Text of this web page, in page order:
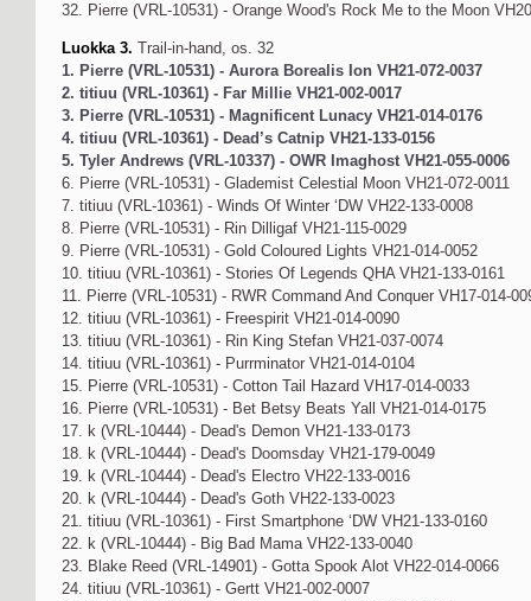
32. Pierre (VRL-10531) - Orange Wood's Rock Me to the Moon
Luokka 3. Trail-in-hand, os. 32
1. Pierre (VRL-10531) - Aurora Borealis Ion VH21-072-0037
2. titiuu (VRL-10361) - Far Millie VH21-002-0017
3. Pierre (VRL-10531) - Magnificent Lunacy VH21-014-0176
4. titiuu (VRL-10361) - Dead’s Catnip VH21-133-0156
5. Tyler Andrews (VRL-10337) - OWR Imaghost VH21-055-0006
6. Pierre (VRL-10531) - Glademist Celestial Moon VH21-072-0011
7. titiuu (VRL-10361) - Winds Of Winter ‘DW VH22-133-0008
8. Pierre (VRL-10531) - Rin Dilligaf VH21-115-0029
9. Pierre (VRL-10531) - Gold Coloured Lights VH21-014-0052
10. titiuu (VRL-10361) - Stories Of Legends QHA VH21-133-0161
11. Pierre (VRL-10531) - RWR Command And Conquer VH17-014-
12. titiuu (VRL-10361) - Freespirit VH21-014-0090
13. titiuu (VRL-10361) - Rin King Stefan VH21-037-0074
14. titiuu (VRL-10361) - Purrminator VH21-014-0104
15. Pierre (VRL-10531) - Cotton Tail Hazard VH17-014-0033
16. Pierre (VRL-10531) - Bet Betsy Beats Yall VH21-014-0175
17. k (VRL-10444) - Dead's Demon VH21-133-0173
18. k (VRL-10444) - Dead's Doomsday VH21-179-0049
19. k (VRL-10444) - Dead's Electro VH22-133-0016
20. k (VRL-10444) - Dead's Goth VH22-133-0023
21. titiuu (VRL-10361) - First Smartphone ‘DW VH21-133-0160
22. k (VRL-10444) - Big Bad Mama VH22-133-0040
23. Blake Reed (VRL-14901) - Gotta Spook Alot VH22-014-0066
24. titiuu (VRL-10361) - Gertt VH21-002-0007